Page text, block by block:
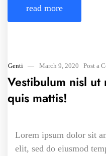
read more
Genti — March 9, 2020 Post a
Vestibulum nisl
quis mattis!
Lorem ipsum dolor sit
elit, sed do eiusmod